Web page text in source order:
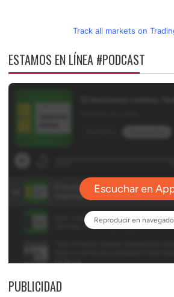
Track all markets on
ESTAMOS EN LÍNEA #PODCAST
PUBLICIDAD